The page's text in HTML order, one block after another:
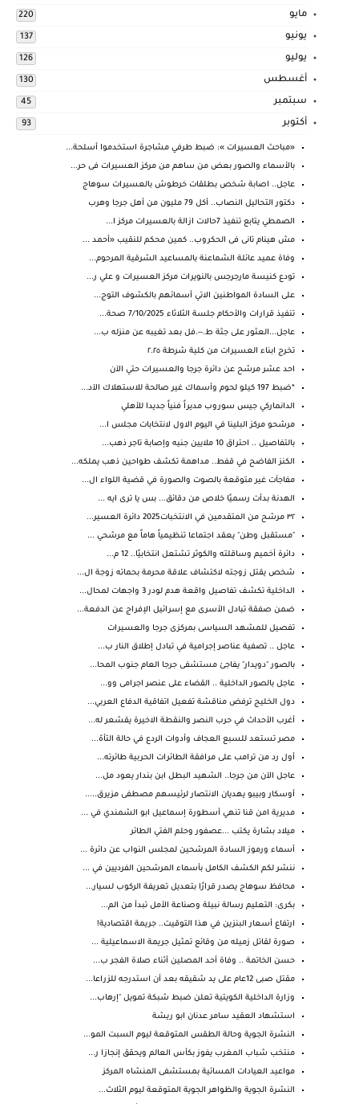
مايو 220
يونيو 137
يوليو 126
أغسطس 130
سبتمبر 45
أكتوبر 93
«مباحث العسيرات »: ضبط طرفي مشاجرة استخدموا أسلحة...
بالأسماء والصور بعض من ساهم من مركز العسيرات فى حر...
عاجل.. اصابة شخص بطلقات خرطوش بالعسيرات سوهاج
دكتور التحاليل النصاب.. أكل 79 مليون من أهل جرجا وهرب
الصمطي يتابع تنفيذ 7حالات ازالة بالعسيرات مركز ا...
مش هينام تانى فى الحكروب.. كمين محكم للنقيب «أحمد ...
وفاة عميد عائلة الشماعنة بالمساعيد الشرقية المرحوم...
تودع كنيسة مارجرجس بالنويرات مركز العسيرات و علي ر...
على السادة المواطنين الاتي أسمائهم بالكشوف التوج...
تنفيذ قرارات والأحكام جلسة الثلاثاء 7/10/2025 صحة...
عاجل...العثور على جثة ط.--.فل بعد تغيبه عن منزله ب...
تخرج ابناء العسيرات من كلية شرطة ٢.٢٥
احد عشر مرشح عن دائرة جرجا والعسيرات حتي الآن
*ضبط 197 كيلو لحوم وأسماك غير صالحة للاستهلاك الآد...
الدانماركي جيس سوروب مديراً فنياً جديدا للأهلي
مرشحو مركز البلينا في اليوم الاول لانتخابات مجلس ا...
بالتفاصيل .. احتراق 10 ملايين جنيه وإصابة تاجر ذهب...
الكنز الفاضح في قفط.. مداهمة تكشف طواحين ذهب يملكه...
مفاجآت غير متوقعة بالصوت والصورة في قضية اللواء ال...
الهدنة بدأت رسميًا خلاص من دقائق... بس يا ترى ايه ...
٣٢ مرشح من المتقدمين في الانتخبات2025 دائرة العسير...
"مستقبل وطن" يعقد اجتماعا تنظيمياً هاماً مع مرشحي ...
دائرة أخميم وساقلته والكوثر تشتعل انتخابيًا.. 12 م...
شخص يقتل زوجته لاكتشاف علاقة محرمة بحماته زوجة ال...
الداخلية تكشف تفاصيل واقعة هدم لودر 3 واجهات لمحال...
ضمن صفقة تبادل الأسرى مع إسرائيل الإفراج عن الدفعة...
تفصيل للمشهد السياسى بمركزى جرجا والعسيرات
عاجل .. تصفية عناصر إجرامية في تبادل إطلاق النار ب...
بالصور "دويدار" يفاجئ مستشفى جرجا العام جنوب المحا...
عاجل بالصور الداخلية .. القضاء على عنصر اجرامى وو...
دول الخليج ترفض مناقشة تفعيل اتفاقية الدفاع العربي...
أغرب الأحداث في حرب النصر والنقطة الاخيرة يقشعر له...
مصر تستعد للسبع العجاف وأدوات الردع في حالة التأهّ...
أول رد من ترامب على مرافقة الطائرات الحربية طائرته...
عاجل الآن من جرجا.. الشهيد البطل ابن بندار يعود مل...
أوسكار وبيبو يهديان الانتصار لرئيسهم مصطفى مزيرق.....
مديرية امن قنا تنهي أسطورة إسماعيل ابو الشمندي في ...
ميلاد بشارة يكتب ...عصفور وحلم الفتي الطائر
أسماء ورموز السادة المرشحين لمجلس النواب عن دائرة ...
ننشر لكم الكشف الكامل بأسماء المرشحين الفرديين في ...
محافظ سوهاج يصدر قرارًا بتعديل تعريفة الركوب لسيار...
بكرى: التعليم رسالة نبيلة وصناعة الأمل تبدأ من الم...
ارتفاع أسعار البنزين في هذا التوقيت.. جريمة اقتصادية!
صورة لقاتل زميله من وقائع تمثيل جريمة الاسماعيلية ...
حسن الخاتمة .. وفاة أحد المصلين أثناء صلاة الفجر ب...
مقتل صبى 12عام على يد شقيقه بعد أن استدرجه للزراعا...
وزارة الداخلية الكويتية تعلن ضبط شبكة تمويل "إرهاب...
استشهاد العقيد سامر عدنان ابو ريشة
النشرة الجوية وحالة الطقس المتوقعة ليوم السبت المو...
منتخب شباب المغرب يفوز بكأس العالم ويحقق إنجازا ر...
مواعيد العيادات المسائية بمستشفى المنشاه المركز
النشرة الجوية والظواهر الجوية المتوقعة ليوم الثلاث...